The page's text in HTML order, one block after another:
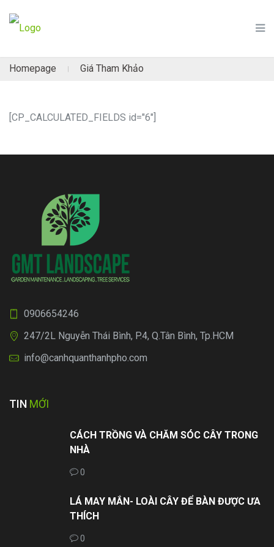
Homepage Giá Tham Khảo
[CP_CALCULATED_FIELDS id="6"]
0906654246
247/2L Nguyễn Thái Bình, P.4, Q.Tân Bình, Tp.HCM
info@canhquanthanhpho.com
TIN MỚI
CÁCH TRỒNG VÀ CHĂM SÓC CÂY TRONG
NHÀ
0
LÁ MAY MẮN- LOÀI CÂY ĐỂ BÀN ĐƯỢC ƯA
THÍCH
0